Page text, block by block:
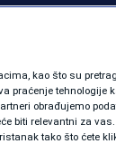
kao što su
praćenje tehnologije
obrađujemo
biti relevantni za
tako što ćete